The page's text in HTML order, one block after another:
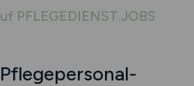
PFLEGEDIENST.JOBS